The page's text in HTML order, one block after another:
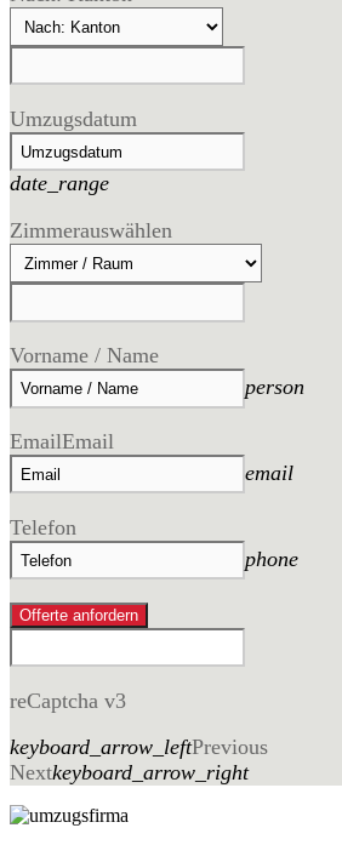
Umzugsdatum
date_range
Zimmerauswählen
Vorname / Name
person
EmailEmail
email
Telefon
phone
Offerte anfordern
reCaptcha v3
keyboard_arrow_leftPrevious
Nextkeyboard_arrow_right